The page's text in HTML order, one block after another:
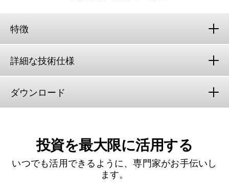
特徴
詳細な技術仕様
ダウンロード
投資を最大限に活用する
いつでも活用できるように、専門家がお手伝いし
ます。